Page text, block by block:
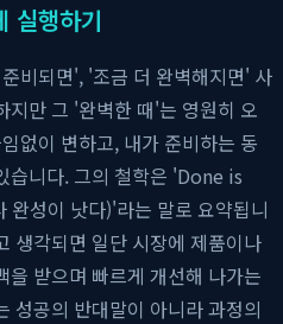
실행하기
비되면', '조금 더 완벽해지면' 사
지만 그 '완벽한 때'는 영원히 오
없이 변하고, 내가 준비하는 동
습니다. 그의 철학은 'Done is
성이 낫다)'라는 말로 요약됩니
생각되면 일단 시장에 제품이나
받으며 빠르게 개선해 나가는
성공의 반대말이 아니라 과정의